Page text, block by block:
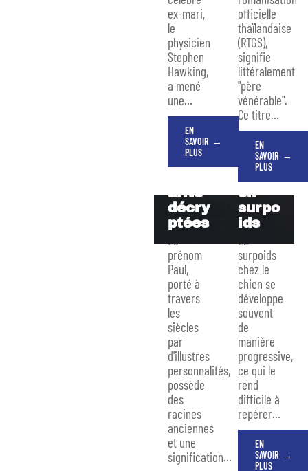
ex-mari,
le
physicien
Stephen
Hawking,
a mené
une…
EN
SAVOIR
PLUS
officielle
thaïlandaise
(RTGS),
signifie
littéralement
"père
vénérable".
Ce titre…
EN
SAVOIR
PLUS
Préno
m
Paul :
origin
e,
signif
icati
arité
décry
ptées
Le
prénom
Paul,
porté à
travers
les
siècles
par
d'illustres
personnalités,
possède
des
racines
anciennes
et une
signification…
Croq
uette
s
pour
chien
: les
signe
d’un
en
surpo
ids
Le
surpoids
chez le
chien se
développe
souvent
de
manière
progressive,
ce qui le
rend
difficile à
repérer…
EN
SAVOIR
PLUS